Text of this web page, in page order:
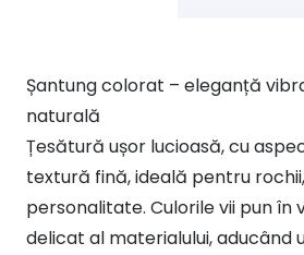
Șantung colorat – eleganță
naturală
Țesătură ușor lucioasă, cu
textură fină, ideală pentru
personalitate. Culorile vii pun în
delicat al materialului, aducând